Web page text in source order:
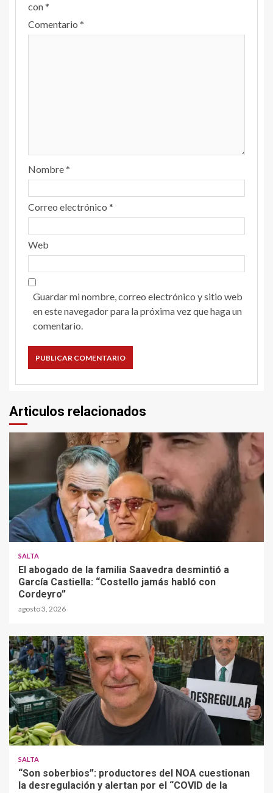
con*
Comentario *
Nombre*
Correo electrónico *
Web
Guardar mi nombre, correo electrónico y sitio web
en este navegador para la próxima vez que haga un
comentario.
Articulos relacionados
SALTA
El abogado de la familia Saavedra desmintió a
García Castiella: “Costello jamás habló con
Cordeyro”
agosto 3, 2026
SALTA
“Son soberbios”: productores del NOA cuestionan
la desregulación y alertan por el “COVID de la